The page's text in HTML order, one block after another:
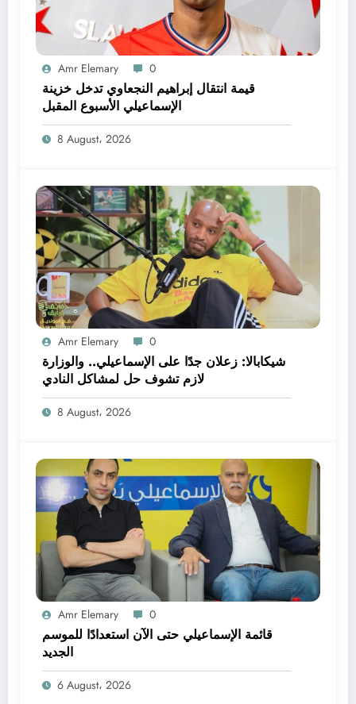
Amr Elemary 0
قيمة انتقال إبراهيم النجعاوي تدخل خزينة
الإسماعيلي الأسبوع المقبل
8 August، 2026
Amr Elemary 0
شيكابالا: زعلان جدًا على الإسماعيلي.. والوزارة
لازم تشوف حل لمشاكل النادي
8 August، 2026
Amr Elemary 0
قائمة الإسماعيلي حتى الآن استعدادًا للموسم
الجديد
6 August، 2026